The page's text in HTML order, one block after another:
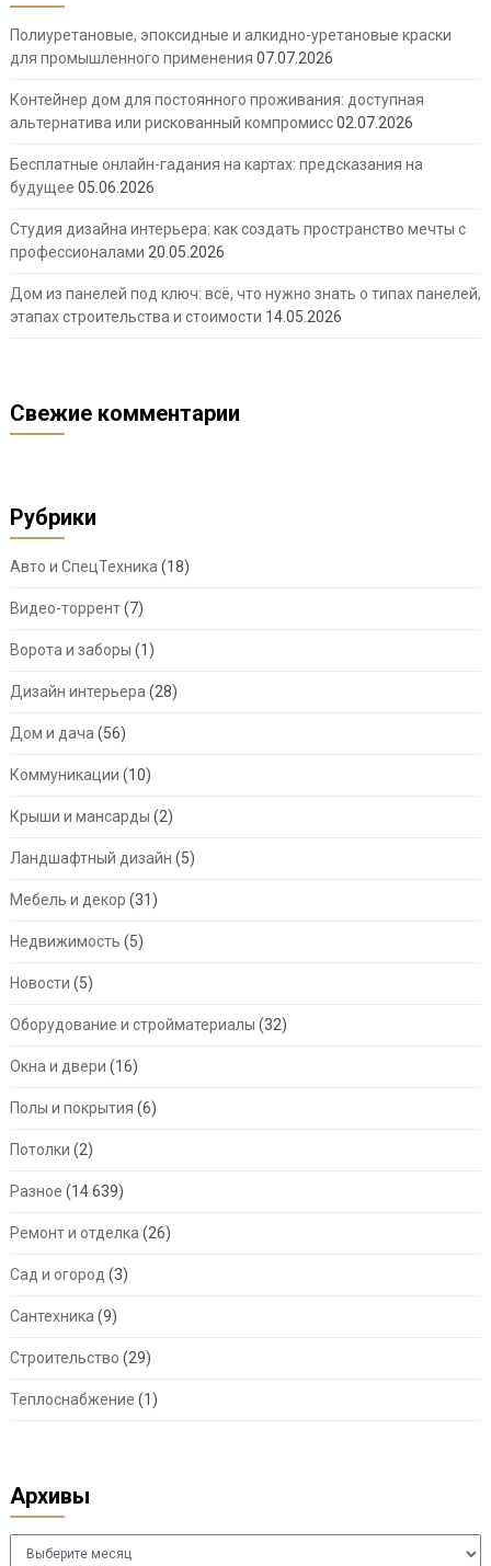
Полиуретановые, эпоксидные и алкидно-уретановые краски
для промышленного применения 07.07.2026
Контейнер дом для постоянного проживания: доступная
альтернатива или рискованный компромисс02.07.2026
Бесплатные онлайн-гадания на картах: предсказания на
будущее 05.06.2026
Студия дизайна интерьера: как создать пространство мечты с
профессионалами 20.05.2026
Дом из панелей под ключ: всё, что нужно знать о типах панелей,
этапах строительства и стоимости 14.05.2026
Свежие комментарии
Рубрики
Авто и СпецТехника (18)
Видео-торрент(7)
Ворота и заборы (1)
Дизайн интерьера (28)
Дом и дача (56)
Коммуникации (10)
Крыши и мансарды (2)
Ландшафтный дизайн (5)
Мебель и декор (31)
Недвижимость (5)
Новости (5)
Оборудование и стройматериалы (32)
Окна и двери (16)
Полы и покрытия (6)
Потолки (2)
Разное (14 639)
Ремонт и отделка (26)
Сад и огород (3)
Сантехника (9)
Строительство (29)
Теплоснабжение (1)
Архивы
Архивы